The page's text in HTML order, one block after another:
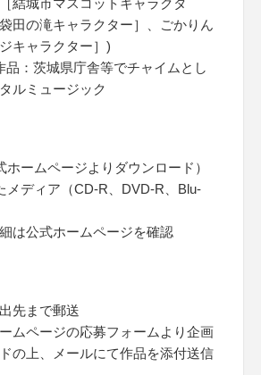
結城市マスコットキャラクタ
田の滝キャラクター］、ごかりん
キャラクター］)
品：茨城県庁舎等でチャイムとし
ルミュージック
ホームページよりダウンロード）
メディア（CD-R、DVD-R、Blu-
は公式ホームページを確認
先まで郵送
ムページの応募フォームより企画
の上、メールにて作品を添付送信